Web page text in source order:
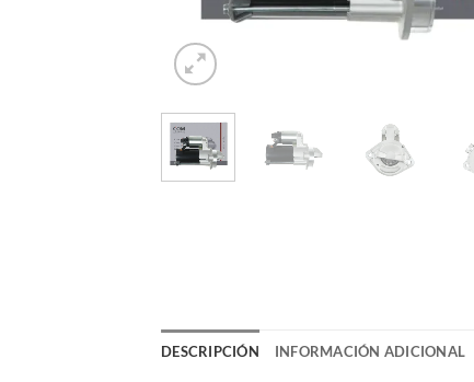
DESCRIPCIÓN INFORMACIÓN ADICIONAL